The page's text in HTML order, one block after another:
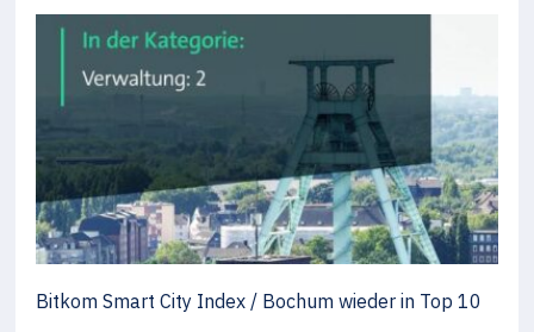
Bitkom Smart City Index / Bochum wieder in Top 10